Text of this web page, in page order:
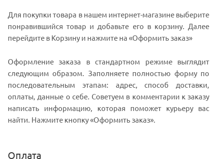
Для покупки товара в нашем интернет-магазине выберите
понравившийся товар и добавьте его в корзину. Далее
перейдите в Корзину и нажмите на «Оформить заказ»
Оформление заказа в стандартном режиме выглядит
следующим образом. Заполняете полностью форму по
последовательным этапам: адрес, способ доставки,
оплаты, данные о себе. Советуем в комментарии к заказу
написать информацию, которая поможет курьеру вас
найти. Нажмите кнопку «Оформить заказ».
Оплата